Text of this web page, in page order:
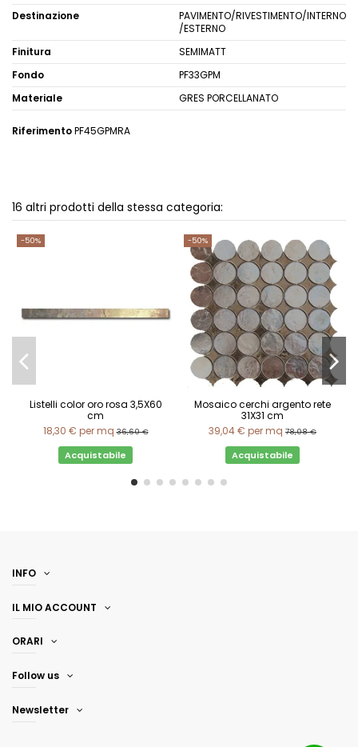
Destinazione
PAVIMENTO/RIVESTIMENTO/INTERNO
/ESTERNO
Finitura
SEMIMATT
Fondo
PF33GPM
Materiale
GRES PORCELLANATO
RiferimentoPF45GPMRA
16 altri prodotti della stessa categoria:
-50%
Listelli color oro rosa 3,5X60
cm
18,30 € per mq 36,60 €
Acquistabile
-50%
Mosaico cerchi argento rete
31X31 cm
39,04 € per mq 78,08 €
Acquistabile
INFO
IL MIO ACCOUNT
ORARI
Follow us
Newsletter